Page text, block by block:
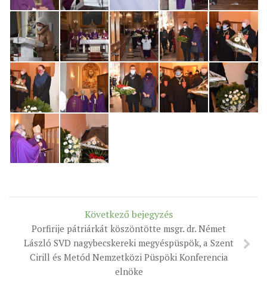
Következő bejegyzés
Porfirije pátriárkát köszöntötte msgr. dr. Német
László SVD nagybecskereki megyéspüspök, a Szent
Cirill és Metód Nemzetközi Püspöki Konferencia
elnöke